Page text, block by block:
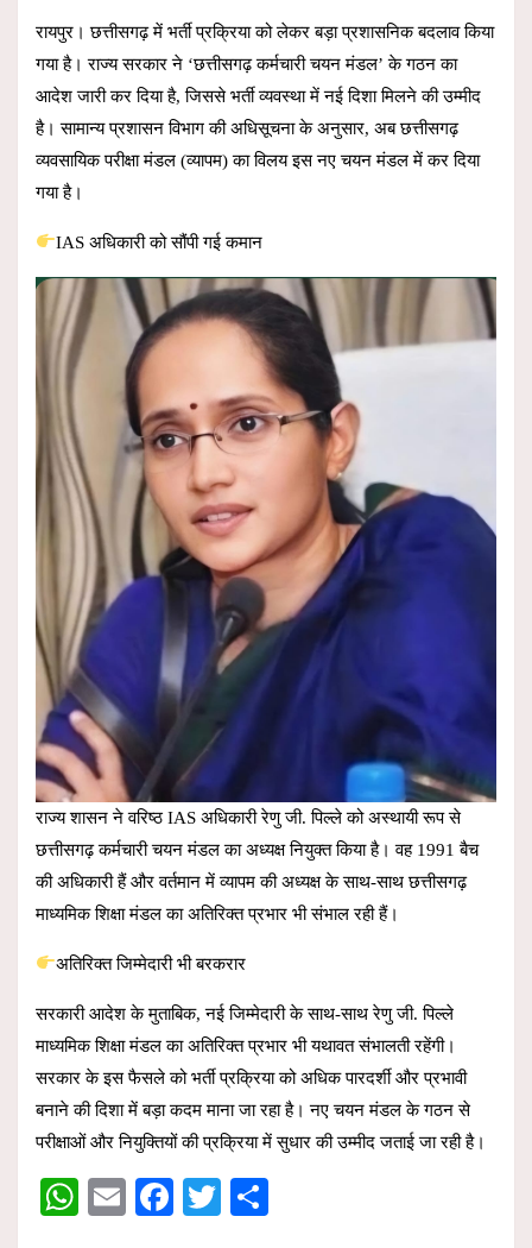
at
s
A
p
p
m
ail
a
ce
b
o
o
tt
er
h
ar
e
रायपुर। छत्तीसगढ़ में भर्ती प्रक्रिया को लेकर बड़ा प्रशासनिक बदलाव किया
गया है। राज्य सरकार ने ‘छत्तीसगढ़ कर्मचारी चयन मंडल’ के गठन का
आदेश जारी कर दिया है, जिससे भर्ती व्यवस्था में नई दिशा मिलने की उम्मीद
है। सामान्य प्रशासन विभाग की अधिसूचना के अनुसार, अब छत्तीसगढ़
व्यवसायिक परीक्षा मंडल (व्यापम) का विलय इस नए चयन मंडल में कर दिया
गया है।
IAS अधिकारी को सौंपी गई कमान
राज्य शासन ने वरिष्ठ IAS अधिकारी रेणु जी. पिल्ले को अस्थायी रूप से
छत्तीसगढ़ कर्मचारी चयन मंडल का अध्यक्ष नियुक्त किया है। वह 1991 बैच
की अधिकारी हैं और वर्तमान में व्यापम की अध्यक्ष के साथ-साथ छत्तीसगढ़
माध्यमिक शिक्षा मंडल का अतिरिक्त प्रभार भी संभाल रही हैं।
अतिरिक्त जिम्मेदारी भी बरकरार
सरकारी आदेश के मुताबिक, नई जिम्मेदारी के साथ-साथ रेणु जी. पिल्ले
माध्यमिक शिक्षा मंडल का अतिरिक्त प्रभार भी यथावत संभालती रहेंगी।
सरकार के इस फैसले को भर्ती प्रक्रिया को अधिक पारदर्शी और प्रभावी
बनाने की दिशा में बड़ा कदम माना जा रहा है। नए चयन मंडल के गठन से
परीक्षाओं और नियुक्तियों की प्रक्रिया में सुधार की उम्मीद जताई जा रही है।
W E
F
T